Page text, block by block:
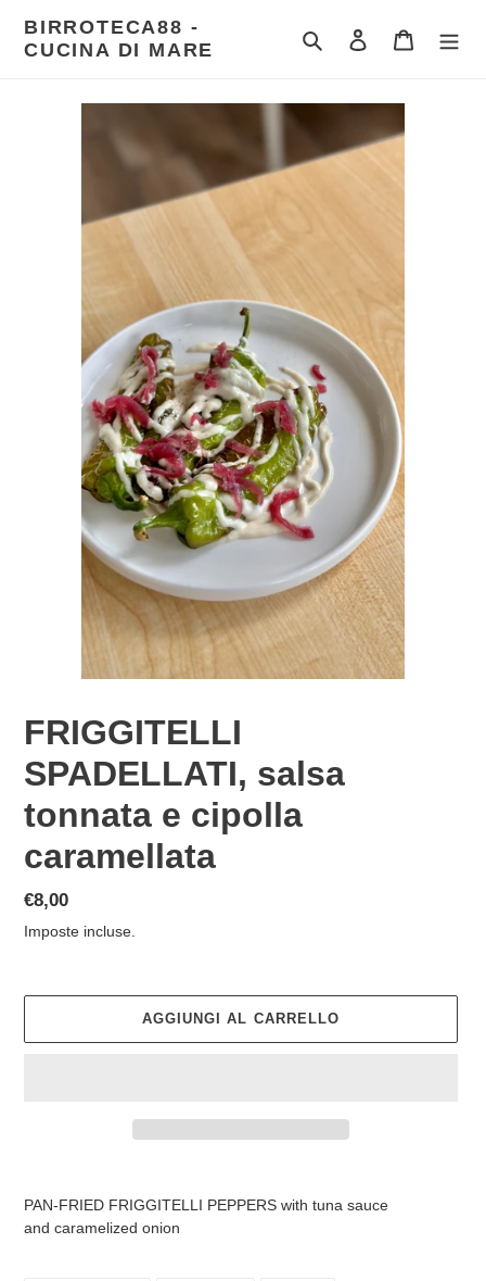
direttamente
BIRROTECA88 -
CUCINA DI MARE
Cerca Accedi Carrello
FRIGGITELLI
SPADELLATI, salsa
tonnata e cipolla
caramellata
Prezzo
di
€8,00
Imposte incluse.
AGGIUNGI AL CARRELLO
PAN-FRIED FRIGGITELLI PEPPERS with tuna sauce
and caramelized onion